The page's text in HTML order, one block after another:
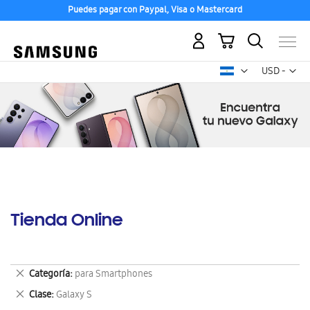
Puedes pagar con Paypal, Visa o Mastercard
USD -
dólar
Mi carrito
Tienda Online
Categoría para Smartphones
Eliminar
este
artículo
Clase Galaxy S
Eliminar